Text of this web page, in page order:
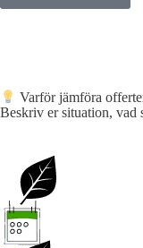
Varför jämföra
Beskriv er situation, vad